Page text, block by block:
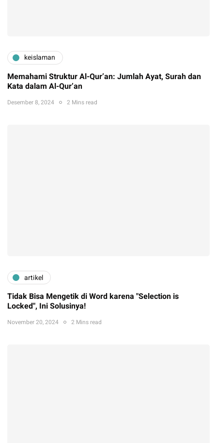
keislaman
Memahami Struktur Al-Qur’an: Jumlah Ayat, Surah dan
Kata dalam Al-Qur’an
Desember 8, 2024 2 Mins read
artikel
Tidak Bisa Mengetik di Word karena "Selection is
Locked", Ini Solusinya!
November 20, 2024 2 Mins read